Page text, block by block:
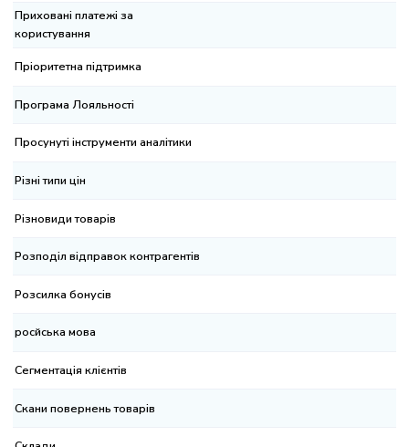
платежі за
підтримка
Лояльності
інструменти аналітики
типи цін
товарів
відправок контрагентів
бонусів
мова
клієнтів
повернень товарів